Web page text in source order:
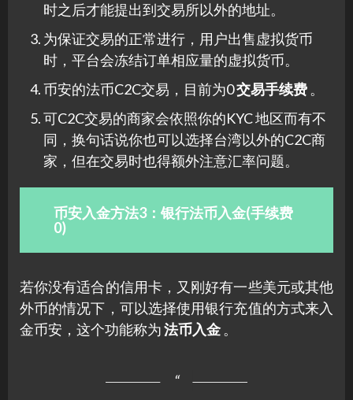
时之后才能提出到交易所以外的地址。
为保证交易的正常进行，用户出售虚拟货币
时，平台会冻结订单相应量的虚拟货币。
币安的法币C2C交易，目前为0交易手续费 。
可C2C交易的商家会依照你的KYC 地区而有不
同，换句话说你也可以选择台湾以外的C2C商
家，但在交易时也得额外注意汇率问题。
币安入金方法3：银行法币入金(手续费
0)
若你没有适合的信用卡，又刚好有一些美元或其他
外币的情况下，可以选择使用银行充值的方式来入
金币安，这个功能称为法币入金 。